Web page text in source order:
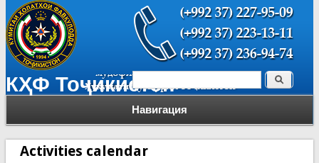
КҲФ Тоҷикистон
Навигация
Форма поиска Поиск
Activities calendar